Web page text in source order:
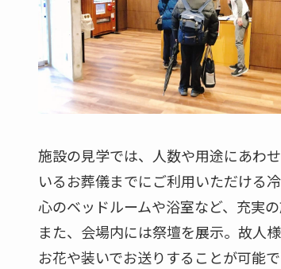
施設の見学では、人数や用途にあわ
いるお葬儀までにご利用いただける
心のベッドルームや浴室など、充実
また、会場内には祭壇を展示。故人
お花や装いでお送りすることが可能で